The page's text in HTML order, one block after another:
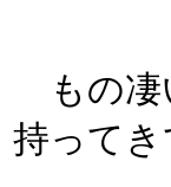
もの凄
持って